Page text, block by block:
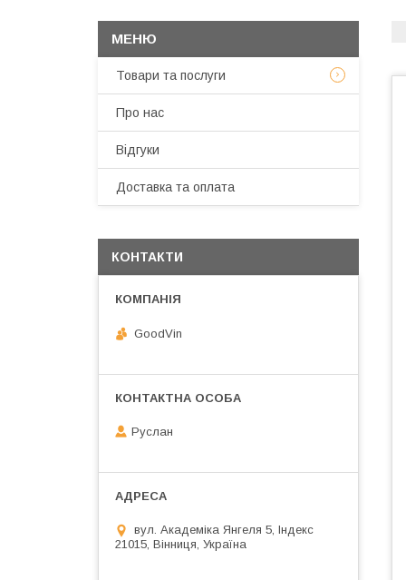
Товари та послуги
Про нас
Відгуки
Доставка та оплата
КОНТАКТИ
GoodVin
Руслан
вул. Академіка Янгеля 5, Індекс
21015, Вінниця, Україна